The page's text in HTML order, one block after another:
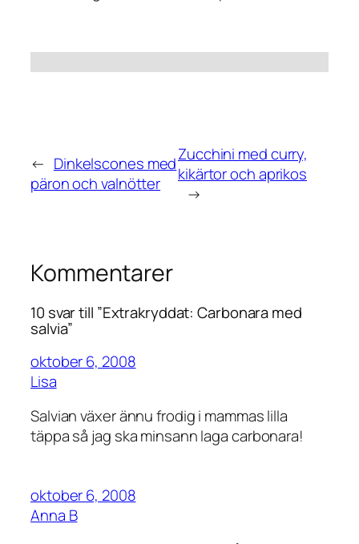
← Dinkelscones med
päron och valnötter
Zucchini med curry,
kikärtor och aprikos
→
Kommentarer
10 svar till ”Extrakryddat: Carbonara med
salvia”
oktober 6, 2008
Lisa
Salvian växer ännu frodig i mammas lilla
täppa så jag ska minsann laga carbonara!
oktober 6, 2008
Anna B